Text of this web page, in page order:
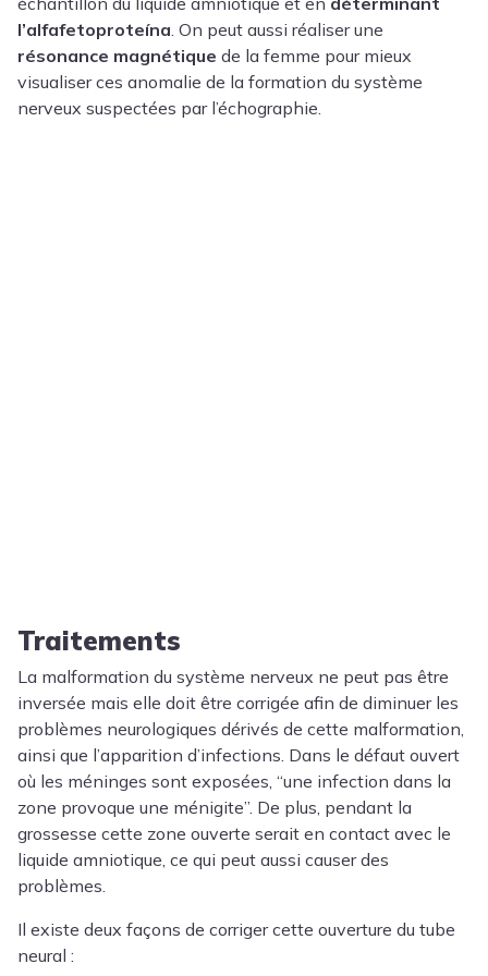
l’alfafetoproteína. On peut aussi réaliser une
résonance magnétique de la femme pour mieux
visualiser ces anomalie de la formation du système
nerveux suspectées par l’échographie.
Traitements
La malformation du système nerveux ne peut pas être
inversée mais elle doit être corrigée afin de diminuer les
problèmes neurologiques dérivés de cette malformation,
ainsi que l’apparition d’infections. Dans le défaut ouvert
où les méninges sont exposées, “une infection dans la
zone provoque une ménigite”. De plus, pendant la
grossesse cette zone ouverte serait en contact avec le
liquide amniotique, ce qui peut aussi causer des
problèmes.
Il existe deux façons de corriger cette ouverture du tube
neural :